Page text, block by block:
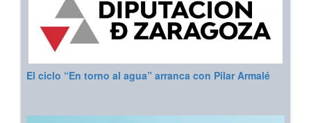
El ciclo “En torno al agua” arranca con Pilar Armalé